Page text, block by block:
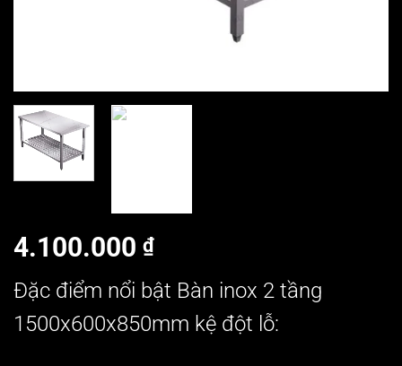
4.100.000 ₫
Đặc điểm nổi bật Bàn inox 2 tầng
1500x600x850mm kệ đột lỗ: